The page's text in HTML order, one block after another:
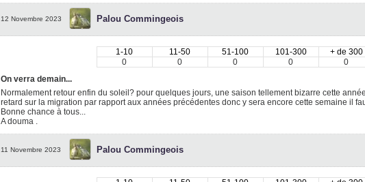
12 Novembre 2023 Palou Commingeois
1-10 11-50 51-100 101-300
+ de 300
0
0 0 0
0
On verra demain...
Normalement retour enfin du soleil? pour quelques jours, une saison tellement bizarre cette
retard sur la migration par rapport aux années précédentes donc y sera encore cette semaine il
Bonne chance à tous...
A douma .
11 Novembre 2023 Palou Commingeois